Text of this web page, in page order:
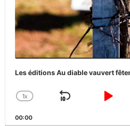
Les éditions Au diable vauvert
CHANGE
RATE
1X
SKIP
00:00